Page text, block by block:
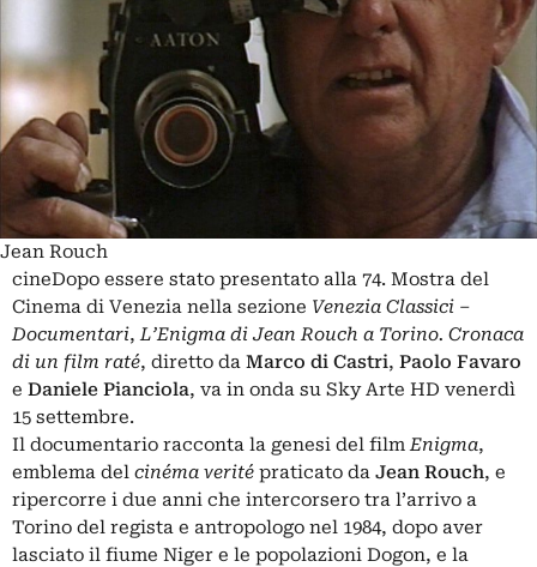
Jean Rouch
cineDopo essere stato presentato alla 74. Mostra del
Cinema di Venezia nella sezione Venezia Classici ‒
Documentari,L’Enigma di Jean Rouch a Torino. Cronaca
di un film raté, diretto da Marco di Castri, Paolo Favaro
e Daniele Pianciola, va in onda su Sky Arte HD venerdì
15 settembre.
Il documentario racconta la genesi del filmEnigma,
emblema del cinéma verité praticato da Jean Rouch, e
ripercorre i due anni che intercorsero tra l’arrivo a
Torino del regista e antropologo nel 1984, dopo aver
lasciato il fiume Niger e le popolazioni Dogon, e la